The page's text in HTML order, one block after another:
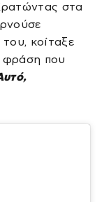
στα
κοίταξε
φράση που